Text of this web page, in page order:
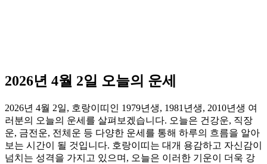
2026년 4월 2일 오늘의 운세
2026년 4월 2일, 호랑이띠인 1979년생, 1981년생, 2010년생 여
러분의 오늘의 운세를 살펴보겠습니다. 오늘은 건강운, 직장
운, 금전운, 전체운 등 다양한 운세를 통해 하루의 흐름을 알아
보는 시간이 될 것입니다. 호랑이띠는 대개 용감하고 자신감이
넘치는 성격을 가지고 있으며, 오늘은 이러한 기운이 더욱 강